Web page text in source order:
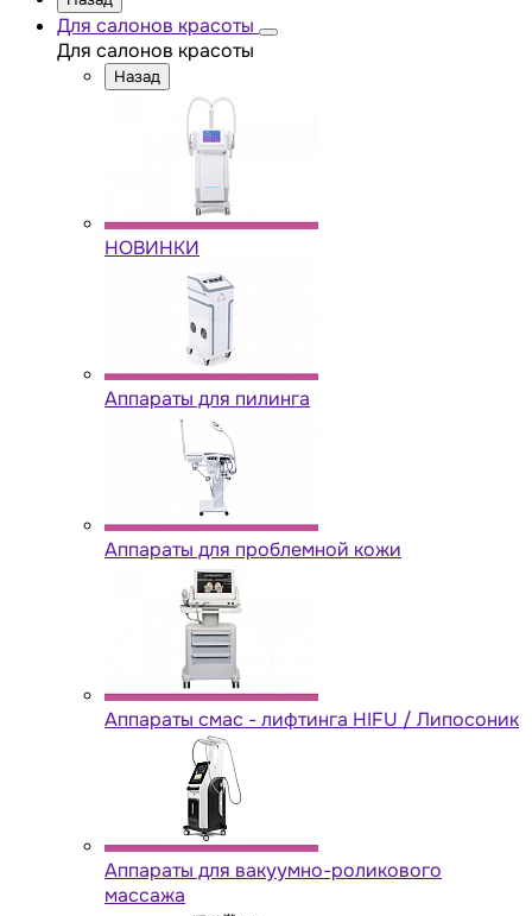
Для салонов красоты
Для салонов красоты
Назад
НОВИНКИ
Аппараты для пилинга
Аппараты для проблемной кожи
Аппараты cмас - лифтинга HIFU / Липосоник
Аппараты для вакуумно-роликового
массажа